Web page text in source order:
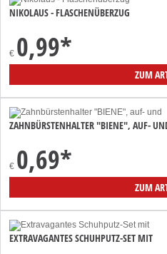
NIKOLAUS - FLASCHENÜBERZUG
€ 0,99*
ZUM
ZAHNBÜRSTENHALTER "BIENE", AUF-
€ 0,69*
ZUM
EXTRAVAGANTES SCHUHPUTZ-SET MIT